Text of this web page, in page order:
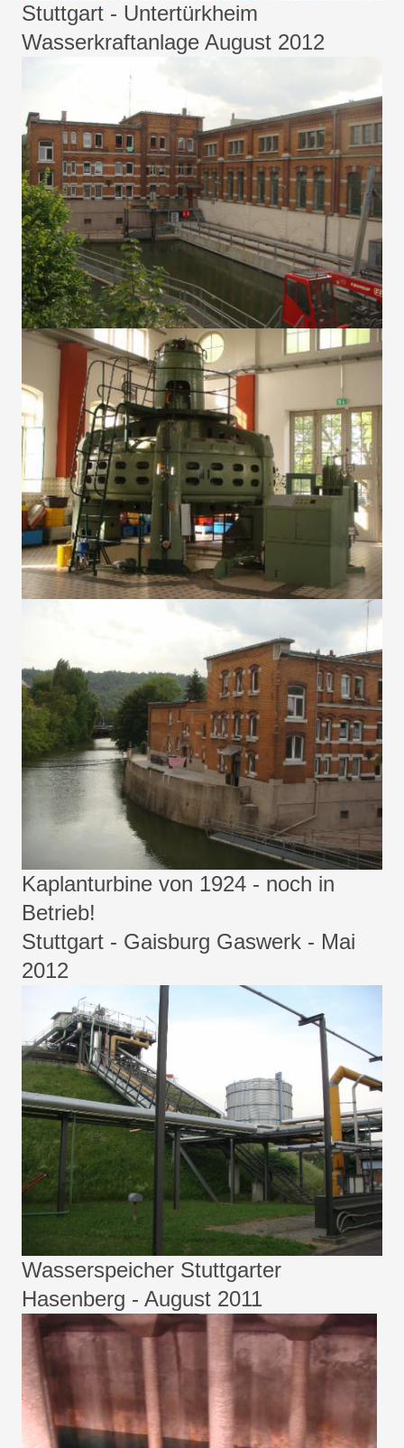
Stuttgart - Untertürkheim
Wasserkraftanlage August 2012
Kaplanturbine von 1924 - noch in
Betrieb!
Stuttgart - Gaisburg Gaswerk - Mai
2012
Wasserspeicher Stuttgarter
Hasenberg - August 2011